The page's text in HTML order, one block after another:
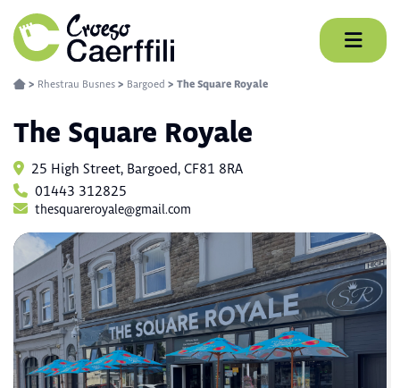
Skip
to
> Rhestrau Busnes > Bargoed > The Square Royale
The Square Royale
25 High Street, Bargoed, CF81 8RA
01443 312825
thesquareroyale@gmail.com